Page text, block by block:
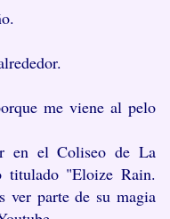
me viene al pelo
en el Coliseo de La
titulado "Eloize Rain.
ver parte de su magia